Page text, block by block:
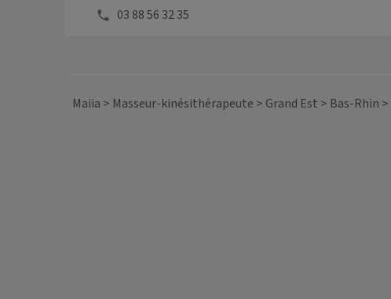
03 88 56 32 35
Maiia > Masseur-kinésithérapeute > Grand Est > Bas-Rhin >